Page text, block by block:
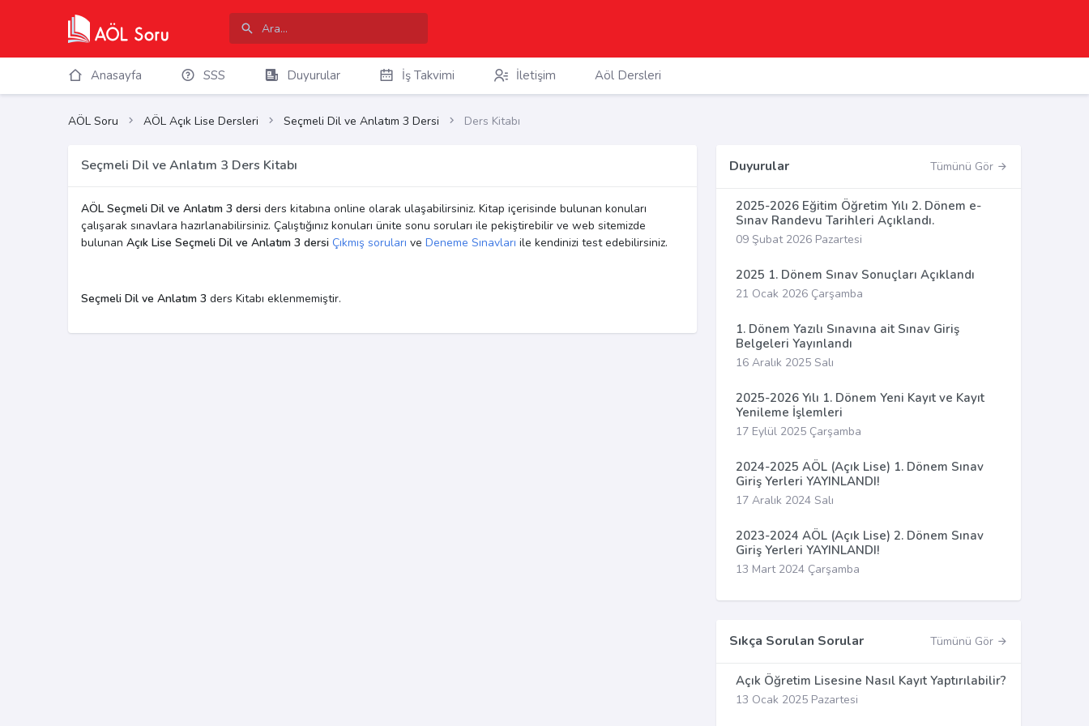
Anasayfa SSS Duyurular İş Takvimi İletişim Aöl Dersleri
AÖL Soru AÖL Açık Lise Dersleri Seçmeli Dil ve Anlatım 3 Dersi Ders Kitabı
Seçmeli Dil ve Anlatım 3 Ders Kitabı
AÖL Seçmeli Dil ve Anlatım 3 dersi ders kitabına online olarak ulaşabilirsiniz. Kitap içerisinde bulunan konuları
çalışarak sınavlara hazırlanabilirsiniz. Çalıştığınız konuları ünite sonu soruları ile pekiştirebilir ve web sitemizde
bulunan Açık Lise Seçmeli Dil ve Anlatım 3 dersi Çıkmış soruları ve Deneme Sınavları ile kendinizi test edebilirsiniz.
Seçmeli Dil ve Anlatım 3 ders Kitabı eklenmemiştir.
Duyurular Tümünü Gör
2025-2026 Eğitim Öğretim Yılı 2. Dönem e-
Sınav Randevu Tarihleri Açıklandı.
09 Şubat 2026 Pazartesi
2025 1. Dönem Sınav Sonuçları Açıklandı
21 Ocak 2026 Çarşamba
1. Dönem Yazılı Sınavına ait Sınav Giriş
Belgeleri Yayınlandı
16 Aralık 2025 Salı
2025-2026 Yılı 1. Dönem Yeni Kayıt ve Kayıt
Yenileme İşlemleri
17 Eylül 2025 Çarşamba
2024-2025 AÖL (Açık Lise) 1. Dönem Sınav
Giriş Yerleri YAYINLANDI!
17 Aralık 2024 Salı
2023-2024 AÖL (Açık Lise) 2. Dönem Sınav
Giriş Yerleri YAYINLANDI!
13 Mart 2024 Çarşamba
Sıkça Sorulan Sorular Tümünü Gör
Açık Öğretim Lisesine Nasıl Kayıt Yaptırılabilir?
13 Ocak 2025 Pazartesi